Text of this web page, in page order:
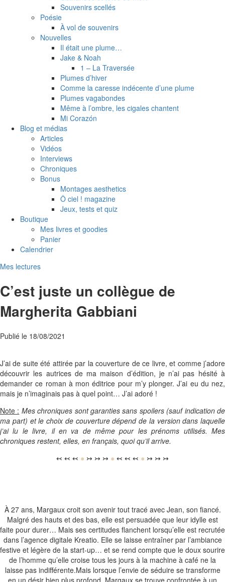
Souvenirs scellés
Poésie
À vol de souvenirs
Nouvelles
Il était une plume…
Jake & Noah
1 – La Traversée
Plumes d’hiver
Comme la caresse indécente d’une plume
Plumes vagabondes
Même à l’ombre, les cigales chantent
Mi Corazón
Blog et médias
Articles
Vidéos
Interviews
Chroniques
Bonus
Montages aesthetics
Ô ciel ! magazine
Jeux, tests et quiz
Boutique
Mes livres et goodies
Panier
Calendrier
Mes lectures
C’est juste un collègue de
Margherita Gabbiani
Publié le 18/08/2021
J’ai de suite été attirée par la couverture de ce livre, et comme j’adore
découvrir les autrices de ma maison d’édition, je n’ai pas hésité à
demander ce roman à mon éditrice pour m’y plonger. J’ai eu du nez,
mais je n’imaginais pas à quel point… J’ai adoré !
Note : Mes chroniques sont garanties sans spoilers (sauf indication de
ma part) et le choix de couverture dépend de la version dans laquelle
j’ai lu le livre, il en va de même pour les prénoms utilisés. Mes
chroniques restent, elles, en français, quoi qu’il arrive.
↢ ↢ ↢ ● ↣ ↣ ↣ ● ↢ ↢ ↢ ● ↣ ↣ ↣
À 27 ans, Margaux croit son avenir tout tracé avec Jean, son fiancé.
Malgré des hauts et des bas, elle est persuadée que leur idylle est
faite pour durer… Mais ses certitudes flanchent lorsqu’elle est recrutée
dans l’agence digitale Kreatio. Elle se laisse entraîner par l’ambiance
festive et légère de la start-up… et se rend compte que le doux sourire
de l’homme qu’elle croise tous les jours à la machine à café ne la
laisse pas indifférente.Mais lorsque l’envie de séduire se transforme
en un désir bien plus profond, Margaux se trouve confrontée à un